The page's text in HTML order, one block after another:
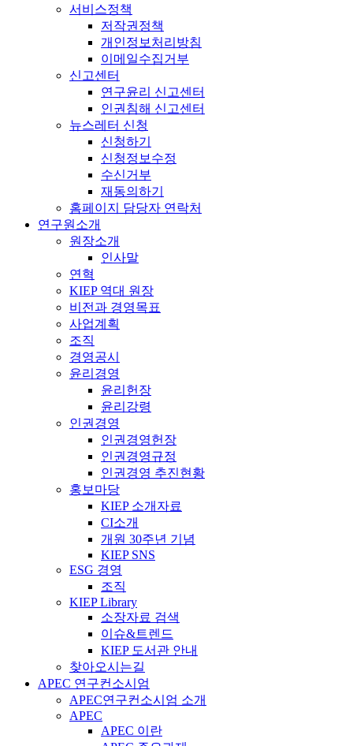
서비스정책
저작권정책
개인정보처리방침
이메일수집거부
신고센터
연구윤리 신고센터
인권침해 신고센터
뉴스레터 신청
신청하기
신청정보수정
수신거부
재동의하기
홈페이지 담당자 연락처
연구원소개
원장소개
인사말
연혁
KIEP 역대 원장
비전과 경영목표
사업계획
조직
경영공시
윤리경영
윤리헌장
윤리강령
인권경영
인권경영헌장
인권경영규정
인권경영 추진현황
홍보마당
KIEP 소개자료
CI소개
개원 30주년 기념
KIEP SNS
ESG 경영
조직
KIEP Library
소장자료 검색
이슈&트렌드
KIEP 도서관 안내
찾아오시는길
APEC 연구컨소시엄
APEC연구컨소시엄 소개
APEC
APEC 이란